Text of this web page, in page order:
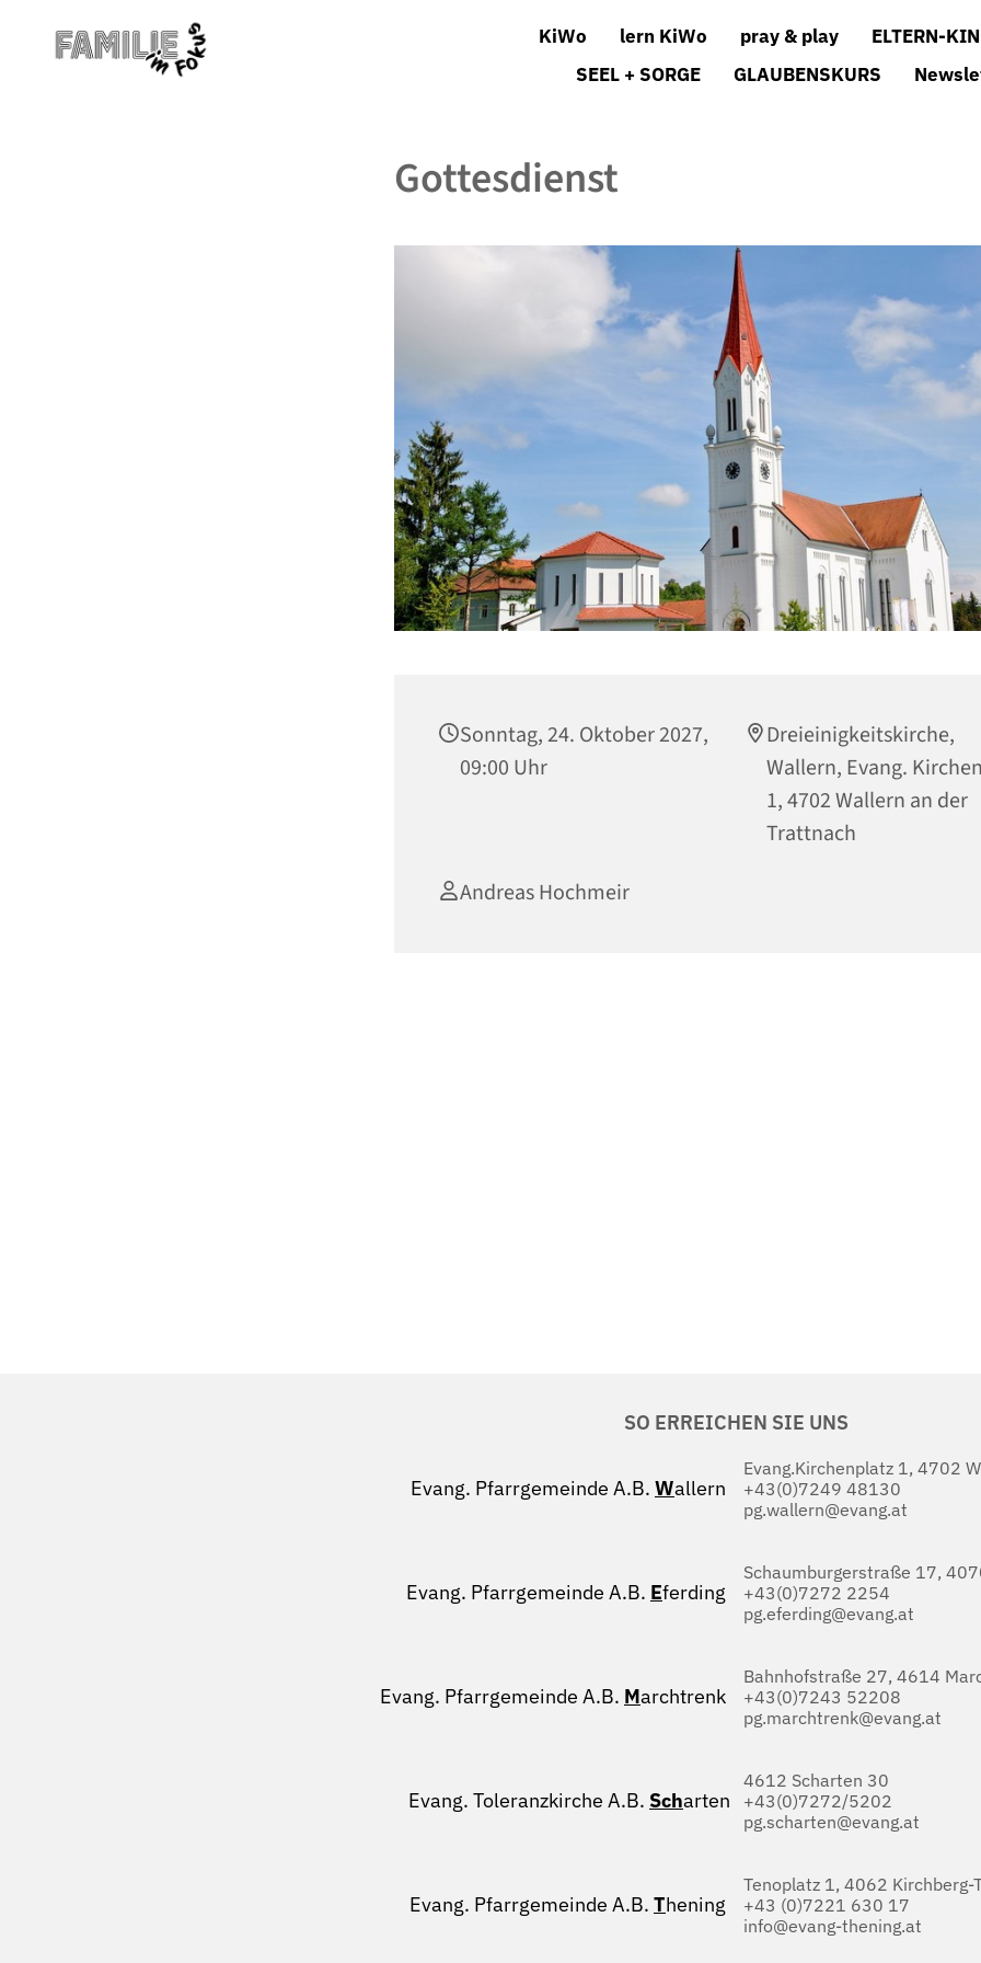
KiWo lern KiWo pray & play ELTERN-
SEEL + SORGE
GLAUBENSKURS
Gottesdienst
Sonntag, 24. Oktober 2027,
09:00 Uhr
Dreieinigkeitskirche,
Wallern, Evang.
1, 4702 Wallern an der
Trattnach
Andreas Hochmeir
SO ERREICHEN SIE UNS
Evang. Pfarrgemeinde A.B. Wallern
Evang.Kirchenplatz 1, 4702
+43(0)7249 48130
pg.wallern@evang.at
Evang. Pfarrgemeinde A.B. Eferding
Schaumburgerstraße 17,
+43(0)7272 2254
pg.eferding@evang.at
Evang. Pfarrgemeinde A.B. Marchtrenk
Bahnhofstraße 27, 4614
+43(0)7243 52208
pg.marchtrenk@evang.at
Evang. Toleranzkirche A.B. Scharten
4612 Scharten 30
+43(0)7272/5202
pg.scharten@evang.at
Evang. Pfarrgemeinde A.B. Thening
Tenoplatz 1, 4062 Kirchberg-
+43 (0)7221 630 17
info@evang-thening.at